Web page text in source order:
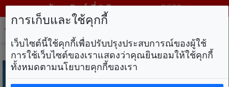
วันอาทิตย์ ที่ 9 สิงหาคม พ.ศ. 2569
การเก็บและใช้คุกกี้
เว็บไซต์นี้ใช้คุกกี้เพื่อปรับปรุงประสบการณ์ของผู้ใช้
การใช้เว็บไซต์ของเราแสดงว่าคุณยินยอมให้ใช้คุกกี้
ทั้งหมดตามนโยบายคุกกี้ของเรา